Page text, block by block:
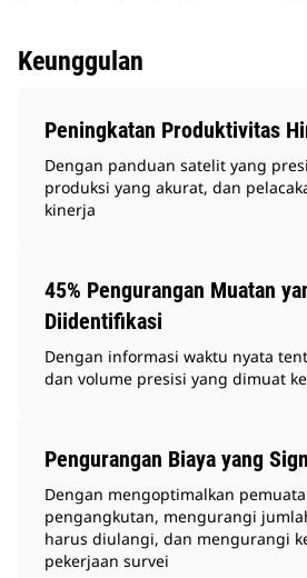
Keunggulan
Peningkatan Produktivitas
Dengan panduan satelit yang
produksi yang akurat, dan
kinerja
45% Pengurangan Muatan
Diidentifikasi
Dengan informasi waktu nyata
dan volume presisi yang dimuat
Pengurangan Biaya yang
Dengan mengoptimalkan
pengangkutan, mengurangi
harus diulangi, dan mengurangi
pekerjaan survei